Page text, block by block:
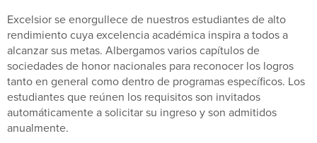
Excelsior se enorgullece de nuestros estudiantes de alto
rendimiento cuya excelencia académica inspira a todos a
alcanzar sus metas. Albergamos varios capítulos de
sociedades de honor nacionales para reconocer los logros
tanto en general como dentro de programas específicos. Los
estudiantes que reúnen los requisitos son invitados
automáticamente a solicitar su ingreso y son admitidos
anualmente.